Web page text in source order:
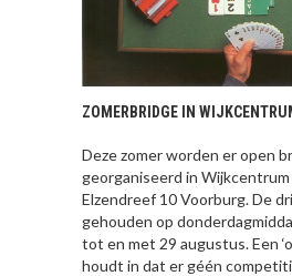
ZOMERBRIDGE IN
Deze zomer worden er open
georganiseerd in
Elzendreef 10 Voorburg. De
gehouden op
tot en met 29 augustus. Een
houdt in dat er géén